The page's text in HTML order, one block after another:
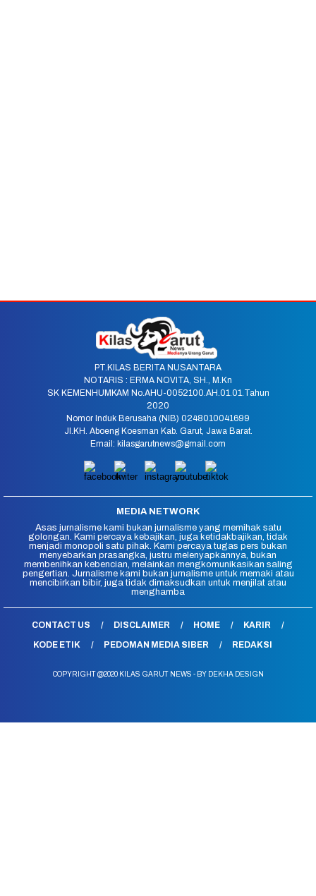
PT.KILAS BERITA NUSANTARA
NOTARIS : ERMA NOVITA, SH., M.Kn
SK KEMENHUMKAM No.AHU-0052100.AH.01.01.Tahun
2020
Nomor Induk Berusaha (NIB) 0248010041699
Jl.KH. Aboeng Koesman Kab. Garut, Jawa Barat.
Email: kilasgarutnews@gmail.com
MEDIA NETWORK
Asas jurnalisme kami bukan jurnalisme yang memihak satu
golongan. Kami percaya kebajikan, juga ketidakbajikan, tidak
menjadi monopoli satu pihak. Kami percaya tugas pers bukan
menyebarkan prasangka, justru melenyapkannya, bukan
membenihkan kebencian, melainkan mengkomunikasikan saling
pengertian. Jurnalisme kami bukan jurnalisme untuk memaki atau
mencibirkan bibir, juga tidak dimaksudkan untuk menjilat atau
menghamba
CONTACT US DISCLAIMER HOME
KARIR
KODE ETIK
PEDOMAN MEDIA SIBER REDAKSI
COPYRIGHT @2020 KILAS GARUT NEWS - BY DEKHA DESIGN